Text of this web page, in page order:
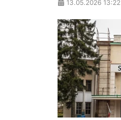
13.05.2026 13:22